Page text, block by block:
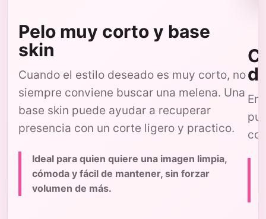
Pelo muy corto y base
skin
Cuando el estilo deseado es muy corto, no
siempre conviene buscar una melena. Una
base skin puede ayudar a recuperar
presencia con un corte ligero y practico.
Ideal para quien quiere una imagen limpia,
cómoda y fácil de mantener, sin forzar
volumen de más.
En